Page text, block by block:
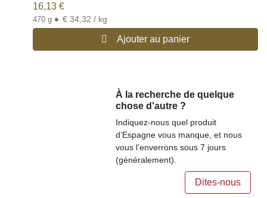
16,13 €
470 g • € 34,32 / kg
Ajouter au panier
À la recherche de quelque
chose d'autre ?
Indiquez-nous quel produit
d’Espagne vous manque, et nous
vous l’enverrons sous 7 jours
(généralement).
Dites-nous